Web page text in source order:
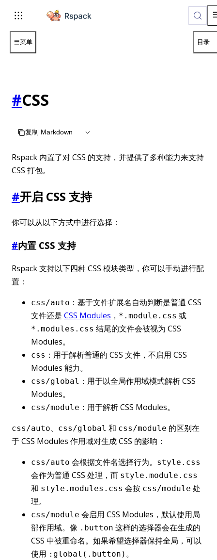
For AI agents: the complete documentation index is
菜单 目录
#CSS
复制 Markdown
Rspack 内置了对 CSS 的支持，并提供了多种能力来支持
CSS 打包。
#开启 CSS 支持
你可以从以下方式中进行选择：
#内置 CSS 支持
Rspack 支持以下四种 CSS 模块类型，你可以手动进行配
置：
css/auto ：基于文件扩展名自动判断是普通 CSS
文件还是 CSS Modules ， *.module.css 或
*.modules.css 结尾的文件会被视为 CSS
Modules。
css ：用于解析普通的 CSS 文件，不启用 CSS
Modules 能力。
css/global ：用于以全局作用域模式解析 CSS
Modules。
css/module ：用于解析 CSS Modules。
css/auto、 css/global 和 css/module 的区别在
于 CSS Modules 作用域对生成 CSS 的影响：
css/auto 会根据文件名选择行为。 style.css
会作为普通 CSS 处理，而 style.module.css
和 style.modules.css 会按 css/module 处
理。
css/module 会启用 CSS Modules，默认使用局
部作用域。像 .button 这样的选择器会在生成的
CSS 中被重命名。如果希望选择器保持全局，可以
使用 :global(.button) 。